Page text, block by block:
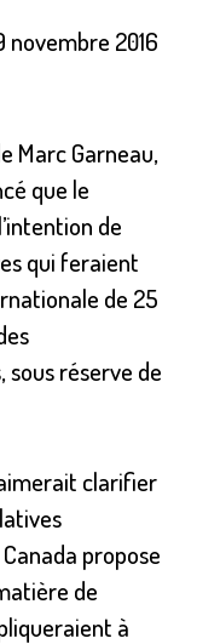
novembre 2016
Marc Garneau,
que le
de
qui feraient
de 25
réserve de
clarifier
propose
de
à